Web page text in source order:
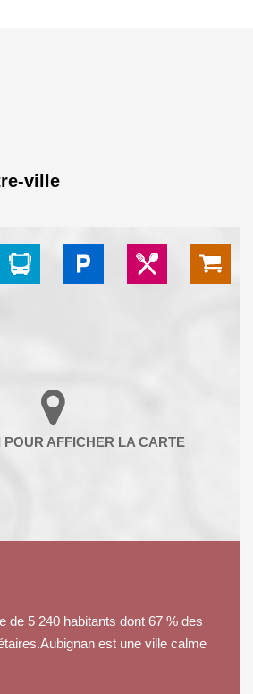
ville
de 5 240 habitants dont 67 % des
est une ville calme